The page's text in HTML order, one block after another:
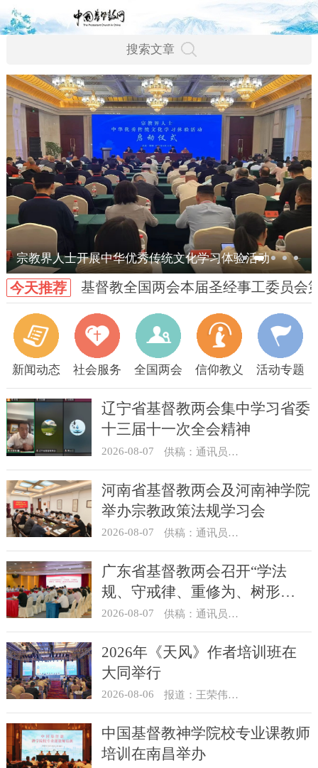
宗教界人士开展中华优秀传统文化学习体验活动
今天推荐 基督教全国两会本届圣经事工委员会
新闻动态 社会服务 全国两会 信仰教义 活动专题
辽宁省基督教两会集中学习省委
十三届十一次全会精神
2026-08-07 供稿：通讯员 顾利民
河南省基督教两会及河南神学院
举办宗教政策法规学习会
2026-08-07 供稿：通讯员 靳新元
广东省基督教两会召开“学法
规、守戒律、重修为、树形
象”教育活动总结会议
2026-08-07 供稿：通讯员 汪浩
2026年《天风》作者培训班在
大同举行
2026-08-06 报道：王荣伟 摄影：冯谦
中国基督教神学院校专业课教师
培训在南昌举办